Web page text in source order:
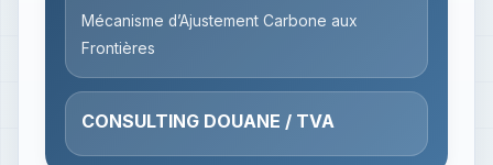
Mécanisme d’Ajustement Carbone aux
Frontières
CONSULTING DOUANE / TVA